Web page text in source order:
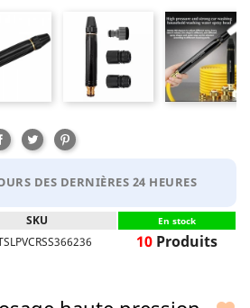
Partager
TweetPinterest
DES DERNIÈRES 24 HEURES
SKU En stock
10 Produits